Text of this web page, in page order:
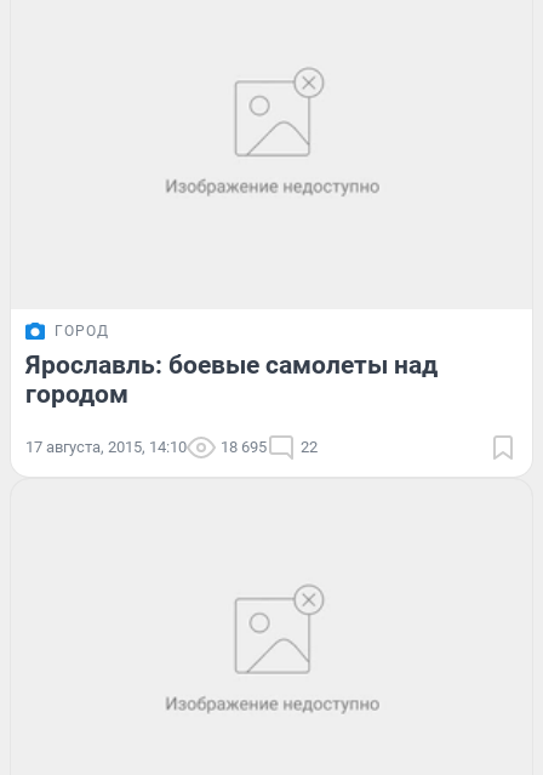
ГОРОД
Ярославль: боевые самолеты над
городом
17 августа, 2015, 14:10 18 695 22